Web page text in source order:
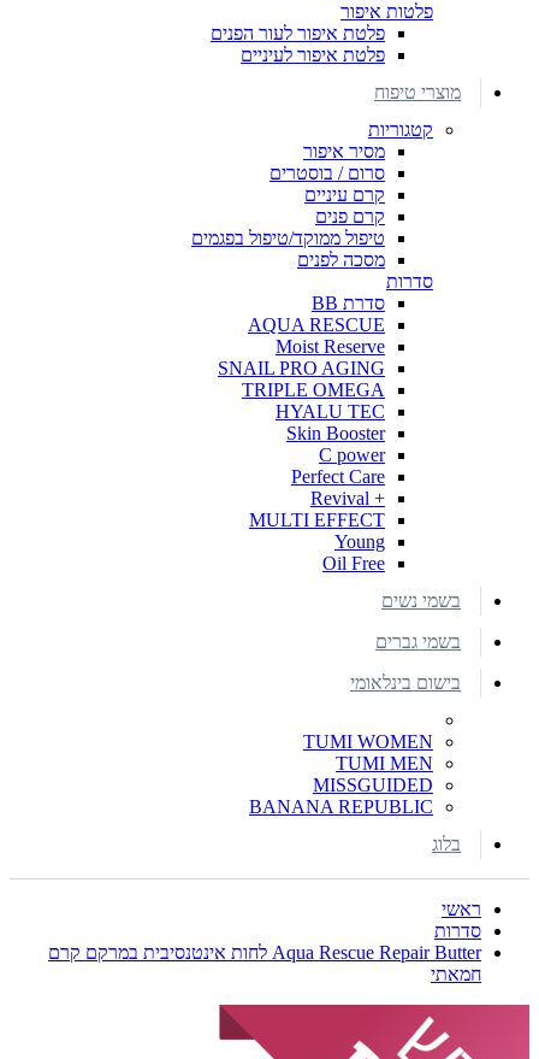
פלטות איפור
פלטת איפור לעור הפנים
פלטת איפור לעיניים
מוצרי טיפוח
קטגוריות
מסיר איפור
סרום / בוסטרים
קרם עיניים
קרם פנים
טיפול ממוקד/טיפול בפגמים
מסכה לפנים
סדרות
סדרת BB
AQUA RESCUE
Moist Reserve
SNAIL PRO AGING
TRIPLE OMEGA
HYALU TEC
Skin Booster
C power
Perfect Care
+ Revival
MULTI EFFECT
Young
Oil Free
בשמי נשים
בשמי גברים
בישום בינלאומי
TUMI WOMEN
TUMI MEN
MISSGUIDED
BANANA REPUBLIC
בלוג
ראשי
סדרות
Aqua Rescue Repair Butter לחות אינטנסיבית במרקם קרם
חמאתי